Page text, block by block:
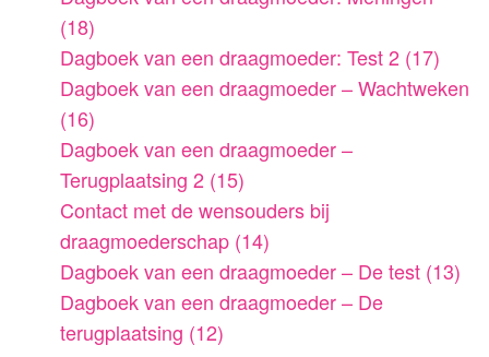
(18)
Dagboek van een draagmoeder: Test 2 (17)
Dagboek van een draagmoeder – Wachtweken
(16)
Dagboek van een draagmoeder –
Terugplaatsing 2 (15)
Contact met de wensouders bij
draagmoederschap (14)
Dagboek van een draagmoeder – De test (13)
Dagboek van een draagmoeder – De
terugplaatsing (12)